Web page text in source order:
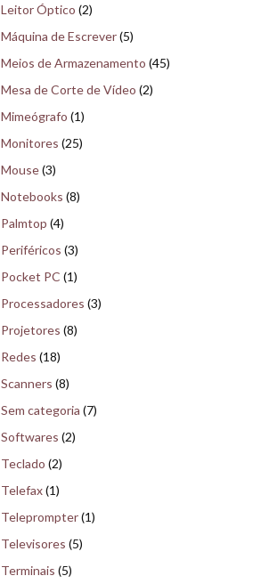
Leitor Óptico (2)
Máquina de Escrever(5)
Meios de Armazenamento (45)
Mesa de Corte de Vídeo (2)
Mimeógrafo (1)
Monitores (25)
Mouse(3)
Notebooks (8)
Palmtop (4)
Periféricos (3)
Pocket PC (1)
Processadores (3)
Projetores (8)
Redes (18)
Scanners (8)
Sem categoria (7)
Softwares (2)
Teclado (2)
Telefax(1)
Teleprompter(1)
Televisores (5)
Terminais (5)